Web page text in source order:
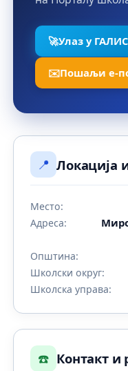
🚀Улаз у
✉️Пошаљи е-
📍 Локација
Место:
Адреса:
Општина:
Школски округ:
Школска управа:
☎️ Контакт и